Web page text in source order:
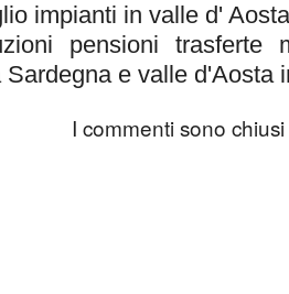
impianti in valle d' Aosta
pensioni trasferte
e valle d'Aosta
I commenti sono chiusi